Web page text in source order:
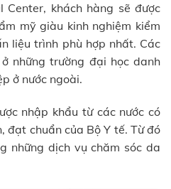
khách hàng sẽ được
mỹ giàu kinh nghiệm kiểm
liệu trình phù hợp nhất. Các
những trường đại học danh
ở nước ngoài.
nhập khẩu từ các nước có
đạt chuẩn của Bộ Y tế. Từ đó
những dịch vụ chăm sóc da